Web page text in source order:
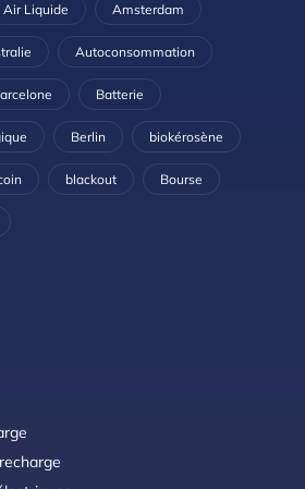
Air Liquide Amsterdam
Autoconsommation
Batterie
Berlin biokérosène
blackout Bourse